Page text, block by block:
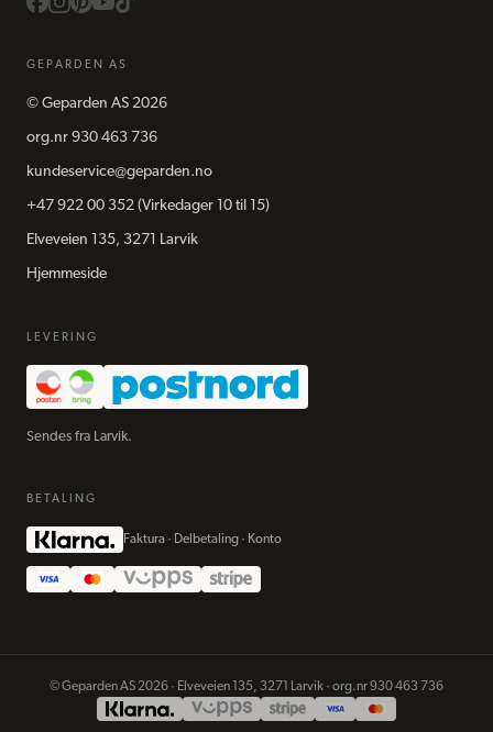
GEPARDEN AS
© Geparden AS 2026
org.nr 930 463 736
kundeservice@geparden.no
+47 922 00 352 (Virkedager 10 til 15)
Elveveien 135, 3271 Larvik
Hjemmeside
LEVERING
Sendes fra Larvik.
BETALING
Faktura · Delbetaling · Konto
©Geparden AS 2026 · Elveveien 135, 3271 Larvik · org.nr930 463 736